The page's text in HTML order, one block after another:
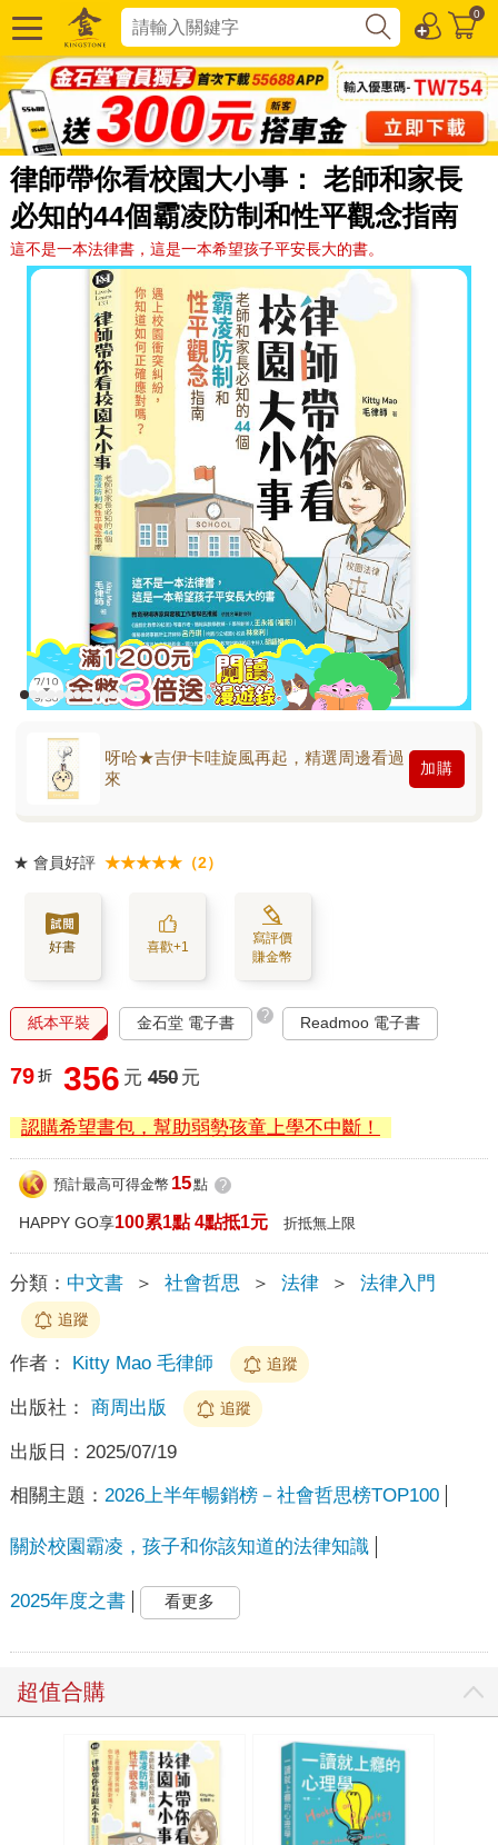
0
律師帶你看校園大小事： 老師和家長
必知的44個霸凌防制和性平觀念指南
這不是一本法律書，這是一本希望孩子平安長大的書。
呀哈★吉伊卡哇旋風再起，精選周邊看過
來
加購
★ 會員好評 ★★★★★（2）
好書 喜歡+1
寫評價
賺金幣
紙本平裝 金石堂 電子書 ? Readmoo 電子書
79 折 356 元 450 元
認購希望書包，幫助弱勢孩童上學不中斷！
預計最高可得金幣 15點 ?
HAPPY GO享100累1點 4點抵1元 折抵無上限
分類： 中文書 ＞ 社會哲思 ＞ 法律 ＞ 法律入門
追蹤
作者： Kitty Mao 毛律師 追蹤
出版社： 商周出版 追蹤
出版日： 2025/07/19
相關主題： 2026上半年暢銷榜－社會哲思榜TOP100
關於校園霸凌，孩子和你該知道的法律知識
2025年度之書 看更多
超值合購